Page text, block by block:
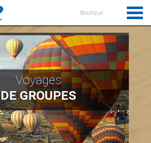
Boutique
Voyages
DE GROUPES